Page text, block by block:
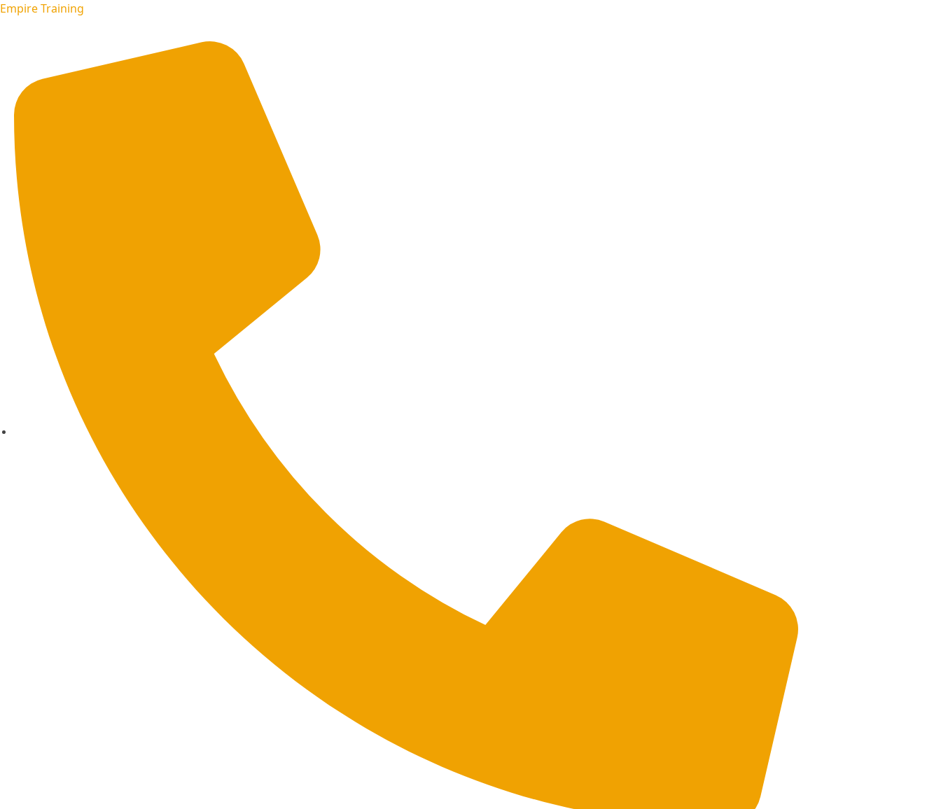
Empire Training